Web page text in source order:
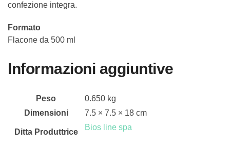
confezione integra.
Formato
Flacone da 500 ml
Informazioni aggiuntive
Peso
0.650 kg
Dimensioni
7.5 × 7.5 × 18 cm
Ditta Produttrice
Bios line spa